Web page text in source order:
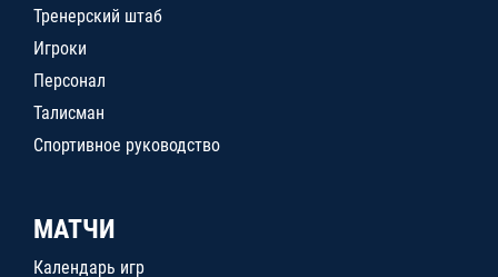
Тренерский штаб
Игроки
Персонал
Талисман
Спортивное руководство
МАТЧИ
Календарь игр